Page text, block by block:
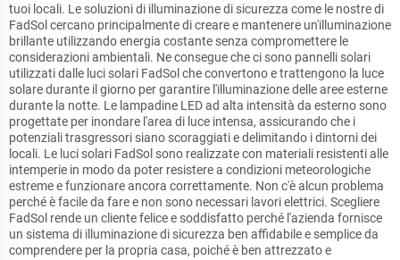
tuoi locali. Le soluzioni di illuminazione di sicurezza come le nostre di
FadSol cercano principalmente di creare e mantenere un'illuminazione
brillante utilizzando energia costante senza compromettere le
considerazioni ambientali. Ne consegue che ci sono pannelli solari
utilizzati dalle luci solari FadSol che convertono e trattengono la luce
solare durante il giorno per garantire l'illuminazione delle aree esterne
durante la notte. Le lampadine LED ad alta intensità da esterno sono
progettate per inondare l'area di luce intensa, assicurando che i
potenziali trasgressori siano scoraggiati e delimitando i dintorni dei
locali. Le luci solari FadSol sono realizzate con materiali resistenti alle
intemperie in modo da poter resistere a condizioni meteorologiche
estreme e funzionare ancora correttamente. Non c'è alcun problema
perché è facile da fare e non sono necessari lavori elettrici. Scegliere
FadSol rende un cliente felice e soddisfatto perché l'azienda fornisce
un sistema di illuminazione di sicurezza ben affidabile e semplice da
comprendere per la propria casa, poiché è ben attrezzato e